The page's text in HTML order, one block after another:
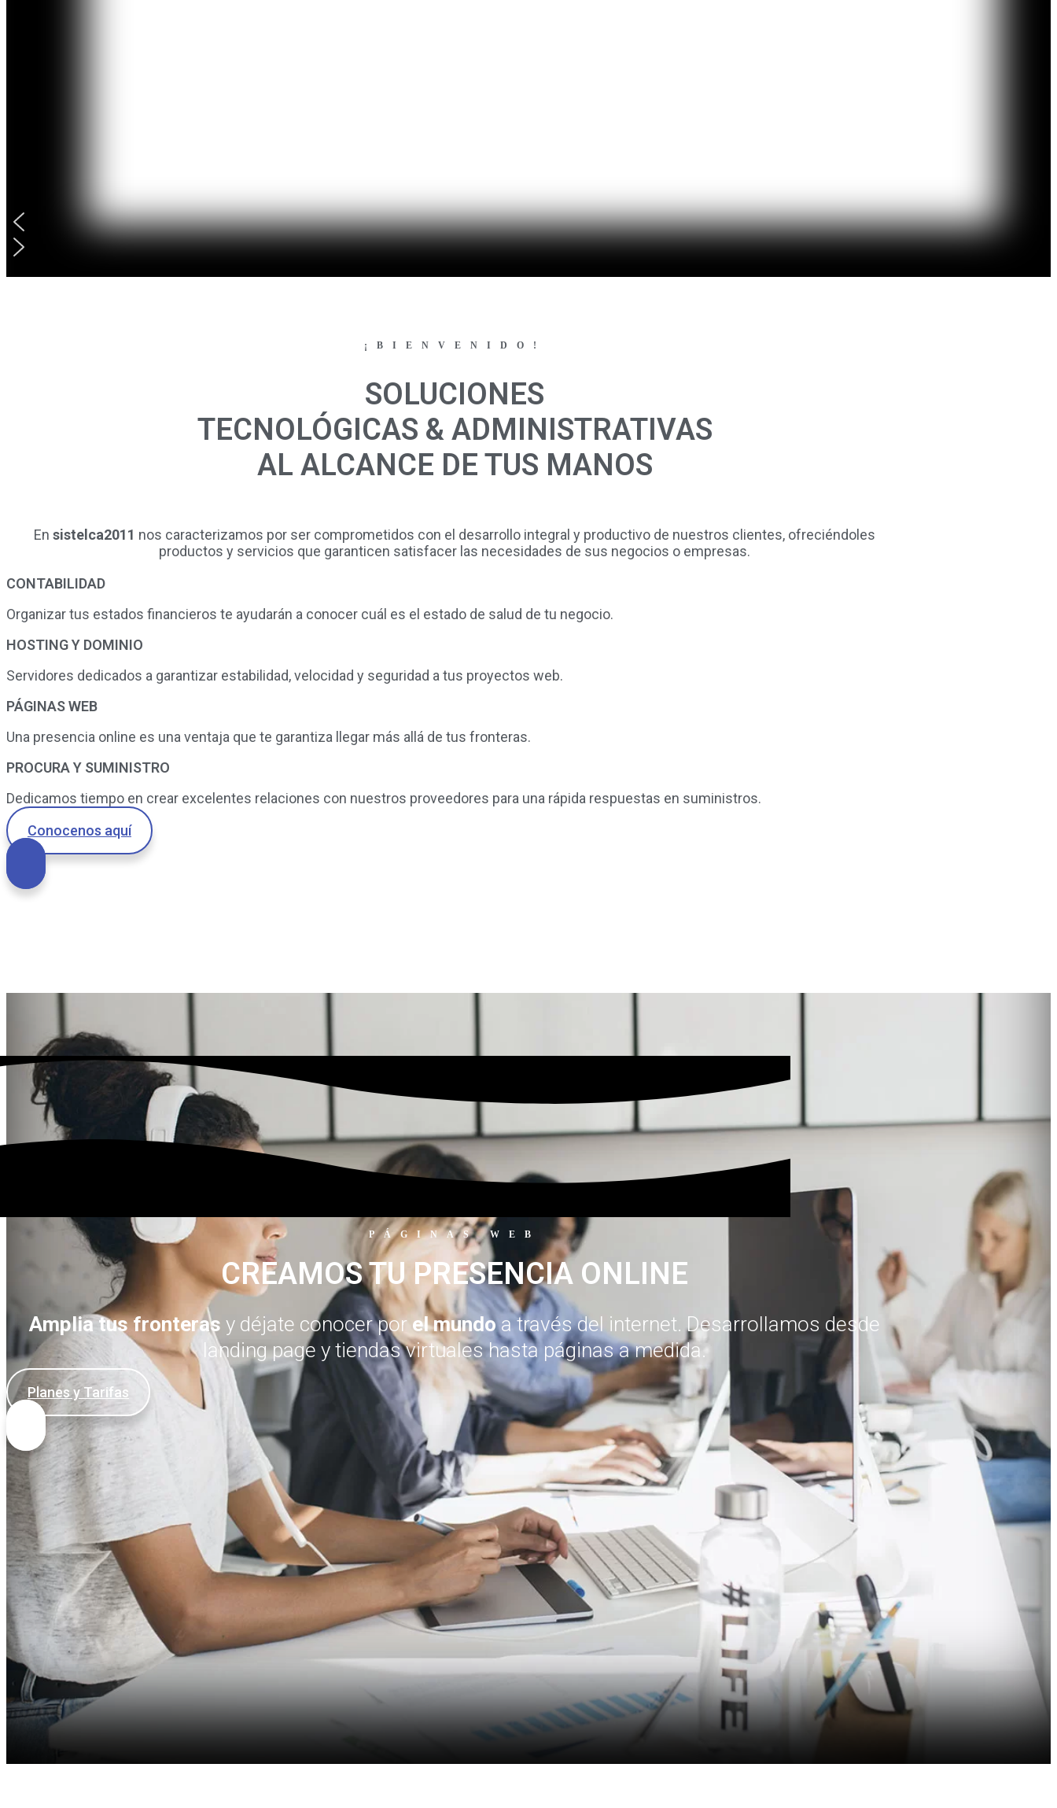
¡BIENVENIDO!
SOLUCIONES
TECNOLÓGICAS & ADMINISTRATIVAS
AL ALCANCE DE TUS MANOS
En sistelca2011 nos caracterizamos por ser comprometidos con el desarrollo integral y productivo de nuestros clientes, ofreciéndoles
productos y servicios que garanticen satisfacer las necesidades de sus negocios o empresas.
CONTABILIDAD
Organizar tus estados financieros te ayudarán a conocer cuál es el estado de salud de tu negocio.
HOSTING Y DOMINIO
Servidores dedicados a garantizar estabilidad, velocidad y seguridad a tus proyectos web.
PÁGINAS WEB
Una presencia online es una ventaja que te garantiza llegar más allá de tus fronteras.
PROCURA Y SUMINISTRO
Dedicamos tiempo en crear excelentes relaciones con nuestros proveedores para una rápida respuestas en suministros.
Conocenos aquí
PÁGINAS WEB
CREAMOS TU PRESENCIA ONLINE
Amplia tus fronteras y déjate conocer por el mundoa través del internet. Desarrollamos desde
landing page y tiendas virtuales hasta páginas a medida.
Planes y Tarifas